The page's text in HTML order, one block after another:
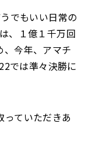
でもいい日常の
、１億１千万回
、今年、アマチ
では準々決勝に
っていただきあ